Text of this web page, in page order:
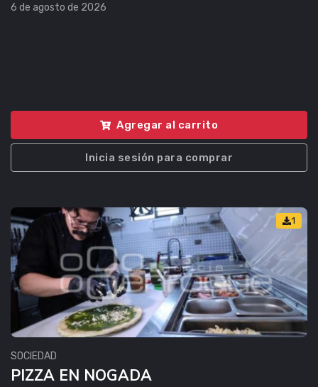
6 de agosto de 2026
Agregar al carrito
Inicia sesión para comprar
1
SOCIEDAD
PIZZA EN NOGADA